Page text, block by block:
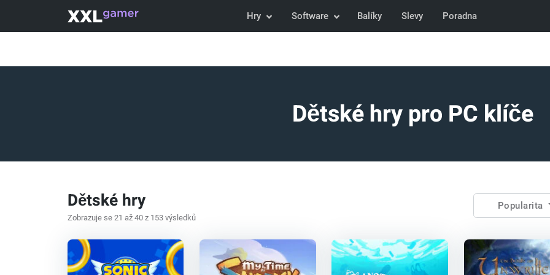
Hry Software Balíky Slevy Poradna
Dětské hry pro PC klíče
Dětské hry
Zobrazuje se 21 až 40 z 153 výsledků
Popularita